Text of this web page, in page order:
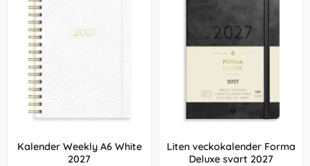
Kalender Weekly A6 White
2027
Liten veckokalender Forma
Deluxe svart 2027